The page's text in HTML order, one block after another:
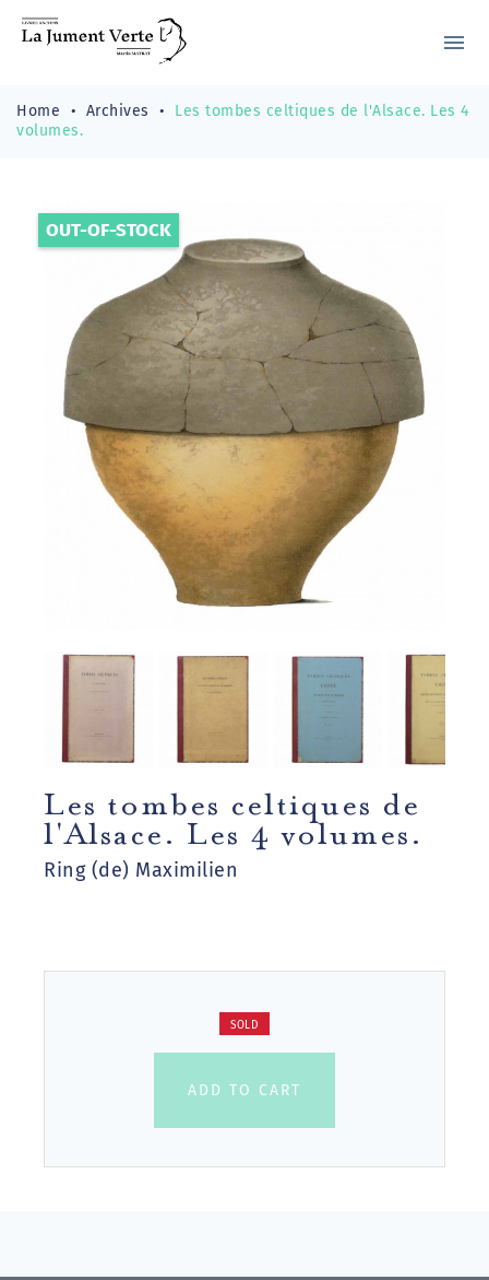
menu
Home Archives
Les tombes celtiques de l'Alsace. Les 4
volumes.
OUT-OF-STOCK
Les tombes celtiques de
l'Alsace. Les 4 volumes.
Ring (de) Maximilien
SOLD
ADD TO CART